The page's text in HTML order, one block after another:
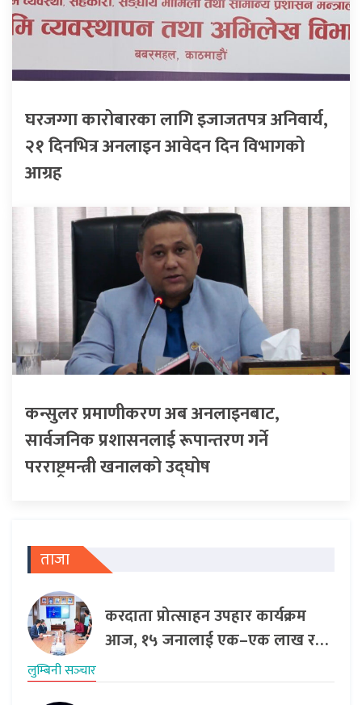
घरजग्गा कारोबारका लागि इजाजतपत्र अनिवार्य,
२१ दिनभित्र अनलाइन आवेदन दिन विभागको
आग्रह
कन्सुलर प्रमाणीकरण अब अनलाइनबाट,
सार्वजनिक प्रशासनलाई रूपान्तरण गर्ने
परराष्ट्रमन्त्री खनालको उद्घोष
ताजा
करदाता प्रोत्साहन उपहार कार्यक्रम
आज, १५ जनालाई एक–एक लाख र…
लुम्बिनी सञ्‍चार